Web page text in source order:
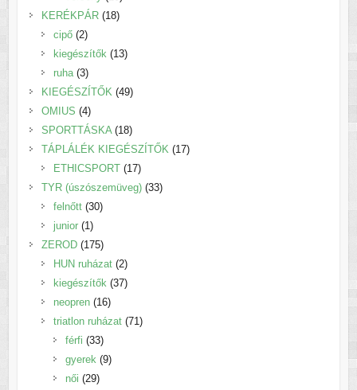
termék
KERÉKPÁR 1818
cipő 22
termék
kiegészítők 1313
ruha 33
termék
KIEGÉSZÍTŐK 4949
OMIUS 44
termék
SPORTTÁSKA 1818
termék
TÁPLÁLÉK KIEGÉSZÍTŐK 1717
ETHICSPORT 1717
termék
TYR (úszószemüveg) 3333
felnőtt 3030
junior 11
termék
ZEROD 175175
termék
HUN ruházat 22
termék
kiegészítők 3737
neopren 1616
termék
triatlon ruházat 7171
férfi 3333
termék
gyerek 99
női 2929